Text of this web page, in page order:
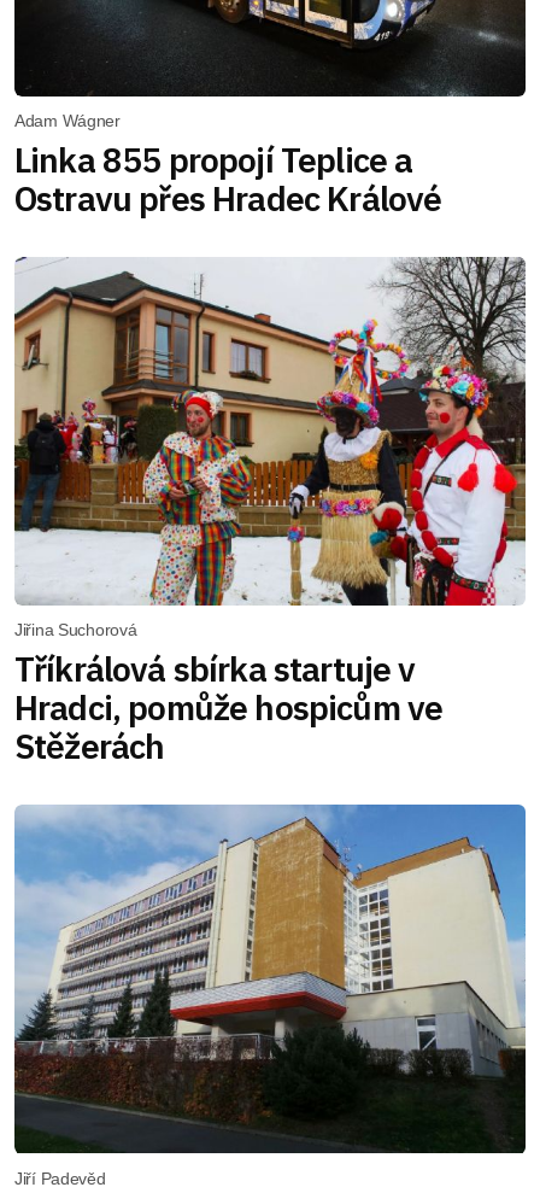
Adam Wágner
Linka 855 propojí Teplice a
Ostravu přes Hradec Králové
Jiřina Suchorová
Tříkrálová sbírka startuje v
Hradci, pomůže hospicům ve
Stěžerách
Jiří Padevěd